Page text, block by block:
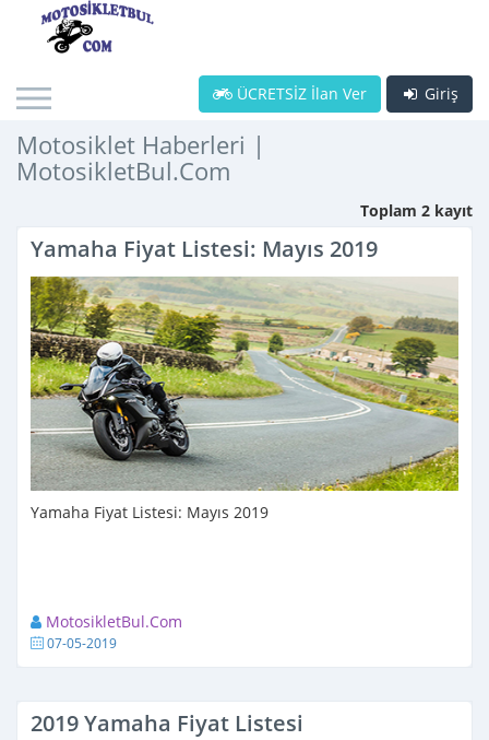
Giriş
ÜCRETSİZ İlan Ver
Motosiklet Haberleri |
MotosikletBul.Com
Toplam 2 kayıt
Yamaha Fiyat Listesi: Mayıs 2019
Yamaha Fiyat Listesi: Mayıs 2019
MotosikletBul.Com
07-05-2019
2019 Yamaha Fiyat Listesi